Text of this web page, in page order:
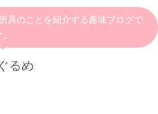
具のことを紹介する趣味ブログで
るめ